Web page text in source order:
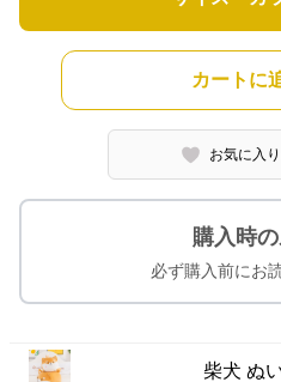
カートに
お気に入
購入時
必ず購入前にお
柴犬 ぬ